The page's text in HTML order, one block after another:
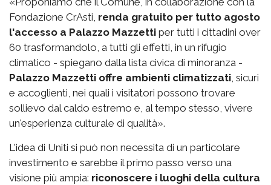
Fondazione CrAsti, renda gratuito per tutto agosto
l'accesso a Palazzo Mazzetti per tutti i cittadini over
60 trasformandolo, a tutti gli effetti, in un rifugio
climatico - spiegano dalla lista civica di minoranza -
Palazzo Mazzetti offre ambienti climatizzati, sicuri
e accoglienti, nei quali i visitatori possono trovare
sollievo dal caldo estremo e, al tempo stesso, vivere
un'esperienza culturale di qualità».
L'idea di Uniti si può non necessita di un particolare
investimento e sarebbe il primo passo verso una
visione più ampia: riconoscere i luoghi della cultura